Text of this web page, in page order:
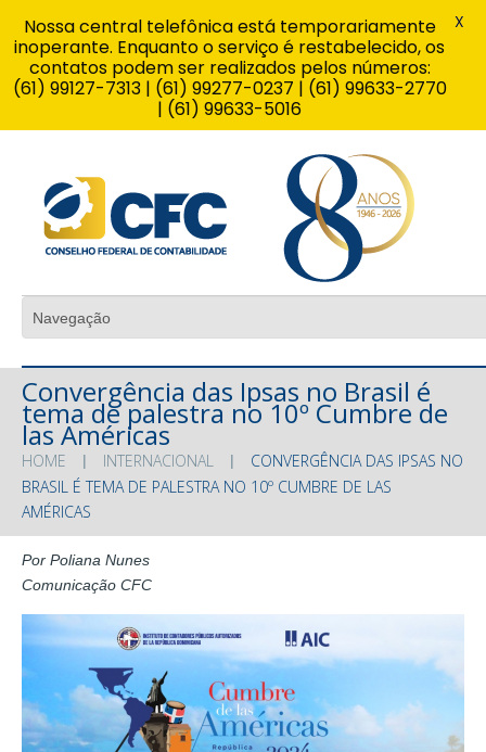
Convergência das Ipsas no Brasil é
tema de palestra no 10º Cumbre de
las Américas
HOME INTERNACIONAL
CONVERGÊNCIA DAS IPSAS NO
BRASIL É TEMA DE PALESTRA NO 10º CUMBRE DE LAS
AMÉRICAS
Por Poliana Nunes
Comunicação CFC
Nossa central telefônica está temporariamente
inoperante. Enquanto o serviço é restabelecido, os
contatos podem ser realizados pelos números:
(61) 99127-7313 | (61) 99277-0237 | (61) 99633-2770
| (61) 99633-5016
X